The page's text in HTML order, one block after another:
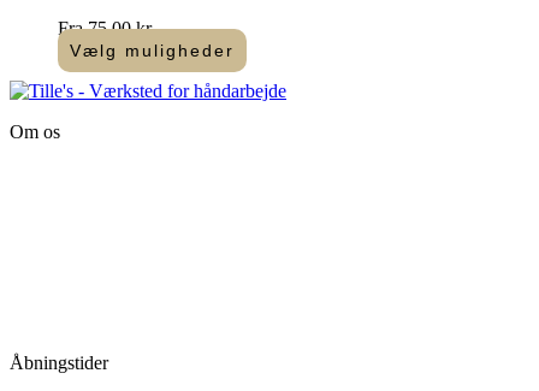
Fra75,00kr.
Vælg muligheder
Dette
vare
flere
Om os
Åbningstider